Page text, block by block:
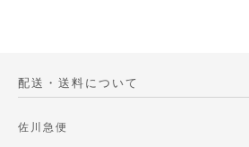
配送・送料について
佐川急便